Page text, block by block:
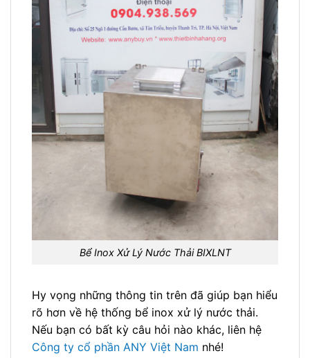
Bể Inox Xử Lý Nước Thải BIXLNT
Hy vọng những thông tin trên đã giúp bạn hiểu
rõ hơn về hệ thống bể inox xử lý nước thải.
Nếu bạn có bất kỳ câu hỏi nào khác, liên hệ
Công ty cổ phần ANY Việt Nam nhé!